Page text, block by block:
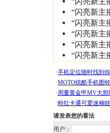
“闪亮新主
“闪亮新主
“闪亮新主
“闪亮新主
“闪亮新主
请发表您的看法
用户：